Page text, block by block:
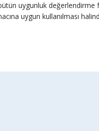
uygunluk değerlendirme
uygun kullanılması